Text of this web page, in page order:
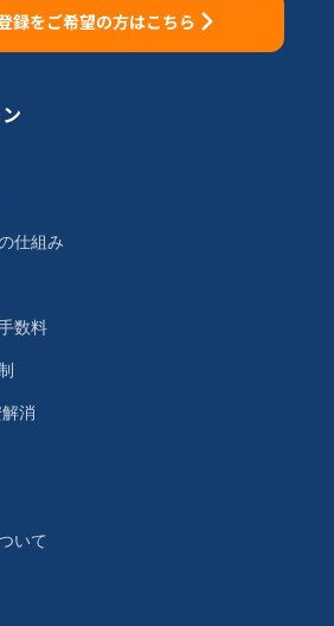
録をご希望の方はこちら
仕組み
数料
消
いて